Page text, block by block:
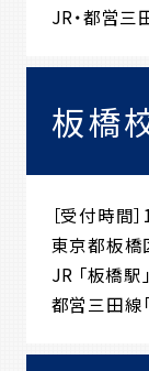
JR・都営三
板橋
［受付時間
東京都板
JR 「板橋駅
都営三田線